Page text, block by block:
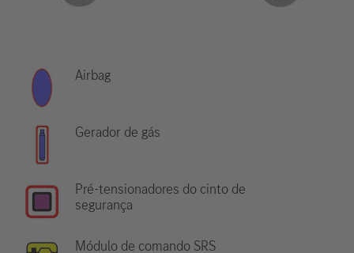
Airbag
Gerador de gás
Pré-tensionadores do cinto de
segurança
Módulo de comando SRS